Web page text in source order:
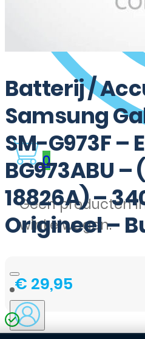
0
Geen producten
winkelwagen.
Batterij /
Samsung
SM-G973F –
BG973ABU –
18826A) –
Origineel –
€ 29,95